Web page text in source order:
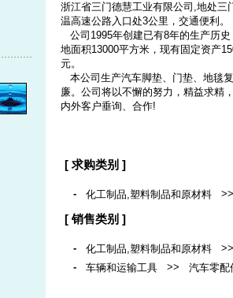
浙江省三门德慧工业有限公司,地处
温高速公路入口处3公里，交通便利。
公司1995年创建已有8年的生产历
地面积13000平方米，现有固定资产
元。
本公司生产汽车脚垫、门垫、地毯
廉。公司将以不懈的努力，精益求精
内外客户垂询、合作!
[ 求购类别 ]
- 化工制品,塑料制品和原材料
[ 销售类别 ]
- 化工制品,塑料制品和原材料
-
车辆和运输工具 >> 汽车零配